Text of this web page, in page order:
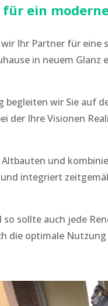
ein
Ihr Partner für
in neuem
begleiten wir Sie auf
der Ihre Visionen
und
integriert
sollte auch jede
die optimale